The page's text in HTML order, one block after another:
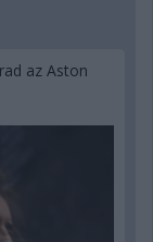
az Aston